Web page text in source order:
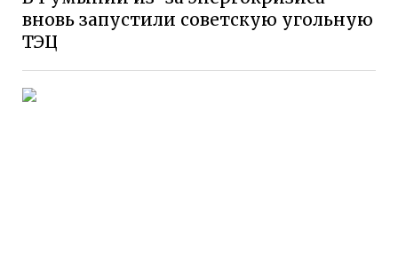
вновь запустили советскую угольную
ТЭЦ